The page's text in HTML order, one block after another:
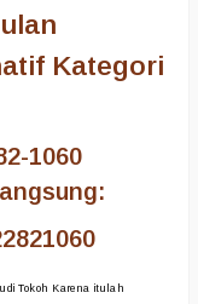
Kategori
1060
Tokoh Karena itulah